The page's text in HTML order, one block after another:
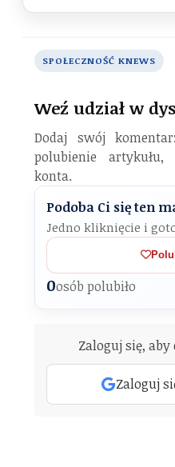
SPOŁECZNOŚĆ KNEWS
Weź udział w
Dodaj swój
polubienie
konta.
Podoba Ci się ten
Jedno kliknięcie i
0osób polubiło
Zaloguj się,
Zaloguj